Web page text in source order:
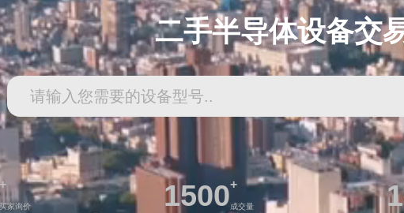
二手半导体设备交
+
买家询价 1500+
成交量